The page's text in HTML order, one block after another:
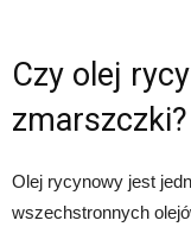
Czy olej
zmarszczki?
Olej rycynowy jest
wszechstronnych